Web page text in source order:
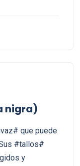
nigra)
que puede
#tallos#
y